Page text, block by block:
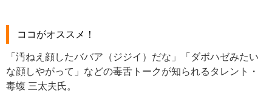
ココがオススメ！
「汚ねえ顔したババア（ジジイ）だな」「ダボハゼみたい
な顔しやがって」などの毒舌トークが知られるタレント・
毒蝮 三太夫氏。